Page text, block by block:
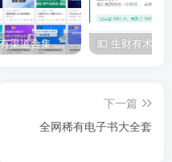
IT类所有渠道合集 持续日更，目前近四千多条资源 年费用户微信私信获取权限
下一篇
全网稀有电子书大全套